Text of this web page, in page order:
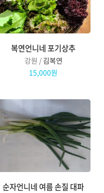
복연언니네 포기상추
강원 / 김복연
15,000원
순자언니네 여름 손질 대파